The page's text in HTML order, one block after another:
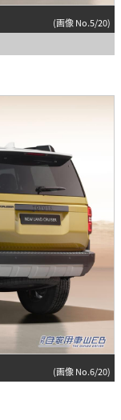
(画像 No.5/20)
(画像 No.6/20)